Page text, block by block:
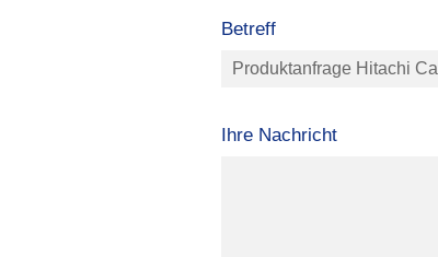
Betreff
Ihre Nachricht